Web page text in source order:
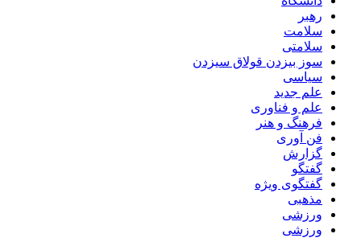
رهبر
سلامت
سلامتی
سوز بیزدن قولاق سیزدن
سیاسی
علم جدید
علم و فناوری
فرهنگ و هنر
فن آوری
گزارش
گفتگو
گفتگوی ویژه
مذهبی
ورزشی
ورزشی